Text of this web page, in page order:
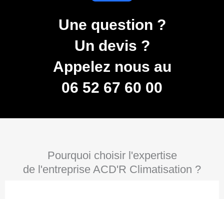
Une question ?
Un devis ?
Appelez nous au
06 52 67 60 00
Pourquoi choisir l'expertise
de l'entreprise ACD'R Climatisation ?